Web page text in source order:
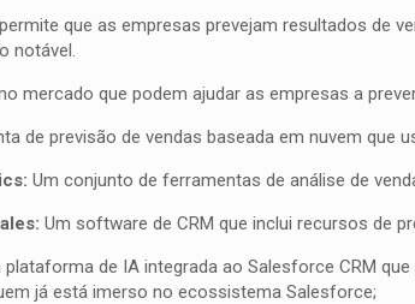
que as empresas prevejam resultados de
notável.
mercado que podem ajudar as empresas a
de previsão de vendas baseada em nuvem que
Um conjunto de ferramentas de análise de
Um software de CRM que inclui recursos de
plataforma de IA integrada ao Salesforce CRM
já está imerso no ecossistema Salesforce;